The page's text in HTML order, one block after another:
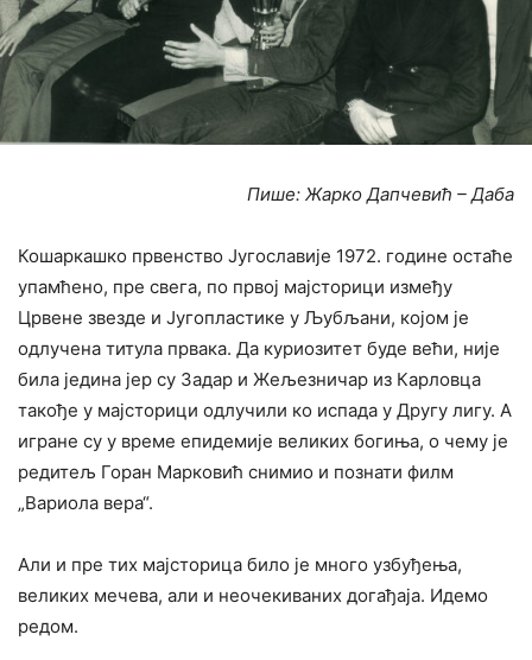
Пише: Жарко Дапчевић – Даба
Кошаркашко првенство Југославије 1972. године остаће
упамћено, пре свега, по првој мајсторици између
Црвене звезде и Југопластике у Љубљани, којом је
одлучена титула првака. Да куриозитет буде већи, није
била једина јер су Задар и Жељезничар из Карловца
такође у мајсторици одлучили ко испада у Другу лигу. А
игране су у време епидемије великих богиња, о чему је
редитељ Горан Марковић снимио и познати филм
„Вариола вера“.
Али и пре тих мајсторица било је много узбуђења,
великих мечева, али и неочекиваних догађаја. Идемо
редом.